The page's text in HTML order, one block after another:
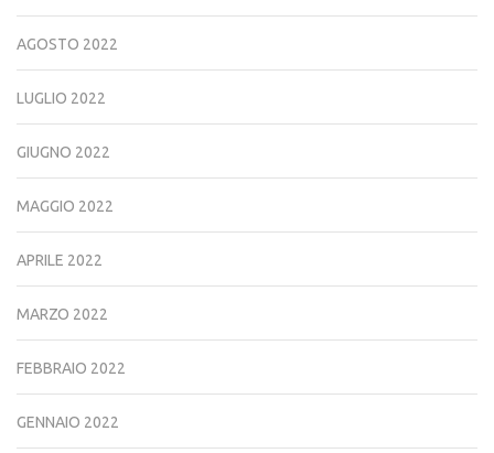
AGOSTO 2022
LUGLIO 2022
GIUGNO 2022
MAGGIO 2022
APRILE 2022
MARZO 2022
FEBBRAIO 2022
GENNAIO 2022